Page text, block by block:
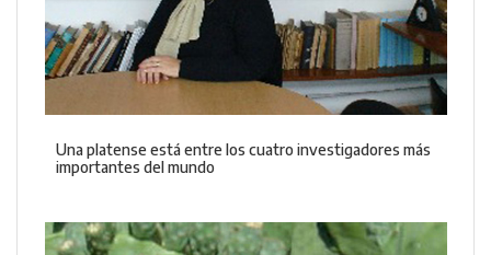
Una platense está entre los cuatro investigadores más
importantes del mundo